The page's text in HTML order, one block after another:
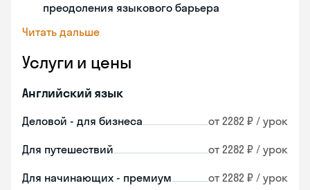
преодоления языкового барьера
Читать дальше
Услуги и цены
Английский язык
Деловой - для бизнеса от 2282 ₽ / урок
Для путешествий от 2282 ₽ / урок
Для начинающих - премиум от 2282 ₽ / урок